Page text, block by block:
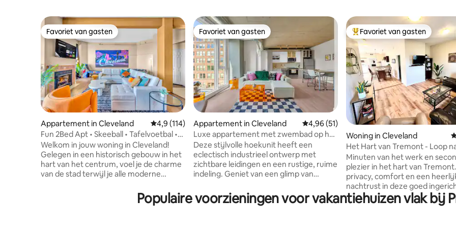
Favoriet van gasten
Favoriet van gasten
Appartement in Cleveland Gemiddelde beoordeling van 4,9 op 5, 114 recensies
4,9 (114)
Fun 2Bed Apt • Skeeball • Tafelvoetbal •
GRATIS PARKEREN
Welkom in jouw woning in Cleveland!
Gelegen in een historisch gebouw in het
hart van het centrum, voel je de charme
van de stad terwijl je alle moderne
Ruime Downtown Loft ➹ SNELLE wifi van
100 mb voor werk of streaming ➹ 24/7
Favoriet van gasten
Favoriet van gasten
Appartement in Cleveland Gemiddelde beoordeling van 4,96 op 5, 51
4,96 (51)
Luxe appartement met zwembad op het
dak, bubbelbad en uitzicht op de skyline
Deze stijlvolle hoekunit heeft een
eclectisch industrieel ontwerp met
zichtbare leidingen en een rustige, ruime
indeling. Geniet van een glimp van
en ontspan op je eigen balkon. De ruimte
van 67 vierkante meter heeft een
Topfavoriet van gasten
Favoriet van gasten
Woning in Cleveland
Het Hart van Tremont - Loop
Bar/Restaurant Scene
Minuten van het werk en
plezier in het hart van
privacy, comfort en een
nachtrust in deze goed
op de eerste verdieping. De
plattegrond biedt veel
Populaire voorzieningen voor vakantiehuizen vlak bij